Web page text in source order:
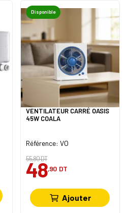
Disponible
VENTILATEUR CARRÉ OASIS
45W COALA
Référence: VO
55,80 DT
48,90 DT
Ajouter